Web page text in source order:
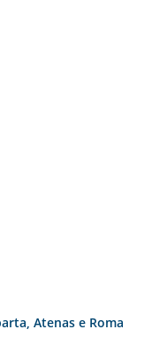
Atenas e Roma